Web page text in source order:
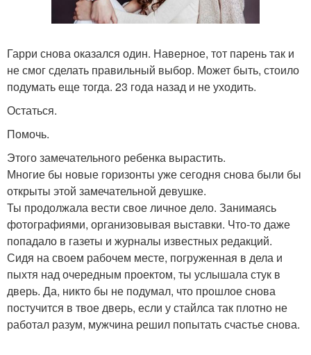
Гарри снова оказался один. Наверное, тот парень так и
не смог сделать правильный выбор. Может быть, стоило
подумать еще тогда. 23 года назад и не уходить.
Остаться.
Помочь.
Этого замечательного ребенка вырастить.
Многие бы новые горизонты уже сегодня снова были бы
открыты этой замечательной девушке.
Ты продолжала вести свое личное дело. Занимаясь
фотографиями, организовывая выставки. Что-то даже
попадало в газеты и журналы известных редакций.
Сидя на своем рабочем месте, погруженная в дела и
пыхтя над очередным проектом, ты услышала стук в
дверь. Да, никто бы не подумал, что прошлое снова
постучится в твое дверь, если у стайлса так плотно не
работал разум, мужчина решил попытать счастье снова.